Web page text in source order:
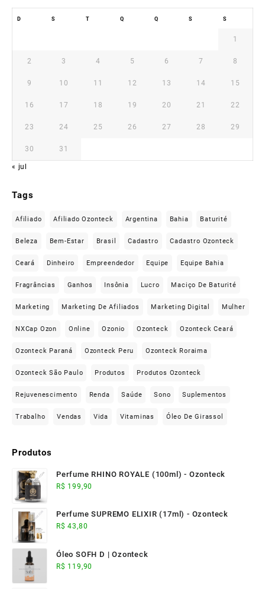
D S T Q Q S S
1
2 3 4 5 6 7 8
9 10 11 12 13 14 15
16 17 18 19 20 21 22
23 24 25 26 27 28 29
30 31
« jul
Tags
Afiliado Afiliado Ozonteck Argentina Bahia Baturité
Beleza Bem-Estar Brasil Cadastro Cadastro Ozonteck
Ceará Dinheiro Empreendedor Equipe Equipe Bahia
Fragrâncias Ganhos Insônia Lucro Maciço De Baturité
Marketing Marketing De Afiliados Marketing Digital Mulher
NXCap Ozon Online Ozonio Ozonteck Ozonteck Ceará
Ozonteck Paraná Ozonteck Peru Ozonteck Roraima
Ozonteck São Paulo Produtos Produtos Ozonteck
Rejuvenescimento Renda Saúde Sono Suplementos
Trabalho Vendas Vida Vitaminas Óleo De Girassol
Produtos
Perfume RHINO ROYALE (100ml) - Ozonteck
R$ 199,90
Perfume SUPREMO ELIXIR (17ml) - Ozonteck
R$ 43,80
Óleo SOFH D | Ozonteck
R$ 119,90